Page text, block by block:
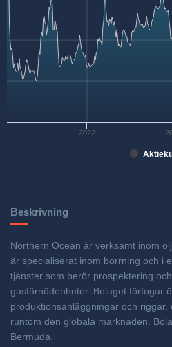
2022
Beskrivning
Northern Ocean är verksamt inom
är specialiserat inom borrning och i
tjänster som berör prospektering
gasförnödenheter. Bolaget förfogar
produktionsanläggningar och
runtom den globala marknaden.
Bermuda.